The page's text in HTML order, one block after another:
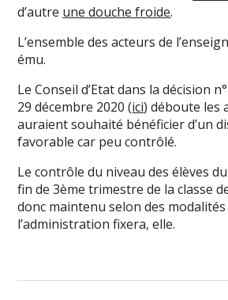
d’autre une douche froide.
L’ensemble des acteurs de
ému.
Le Conseil d’Etat dans la décision
29 décembre 2020 (ici) déboute les
auraient souhaité bénéficier d’un
favorable car peu contrôlé.
Le contrôle du niveau des élèves
fin de 3ème trimestre de la classe
donc maintenu selon des modalités
l’administration fixera, elle.